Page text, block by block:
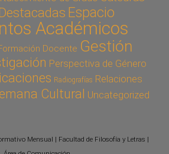
Espacio
Académicos
Docente Gestión
Perspectiva de Género
Radiografías Relaciones
Cultural Uncategorized
Mensual | Facultad de Filosofía y Letras |